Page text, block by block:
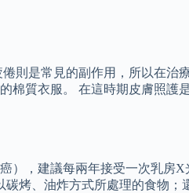
則是常見的副作用，所以在治
棉質衣服。 在這時期皮膚照護
），建議每兩年接受一次乳房
烤、油炸方式所處理的食物；